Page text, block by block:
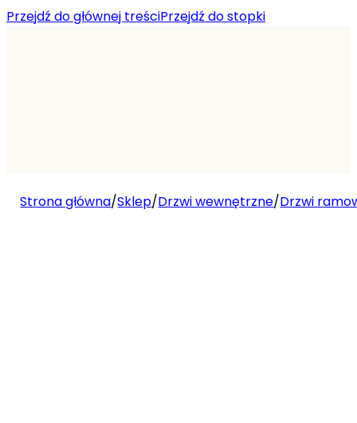
Przejdź do głównej treściPrzejdź do stopki
Strona główna/Sklep/Drzwi wewnętrzne/Drzwi